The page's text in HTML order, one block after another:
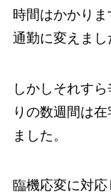
時間はかかり
通勤に変えまし
しかしそれす
りの数週間は
ました。
臨機応変に対